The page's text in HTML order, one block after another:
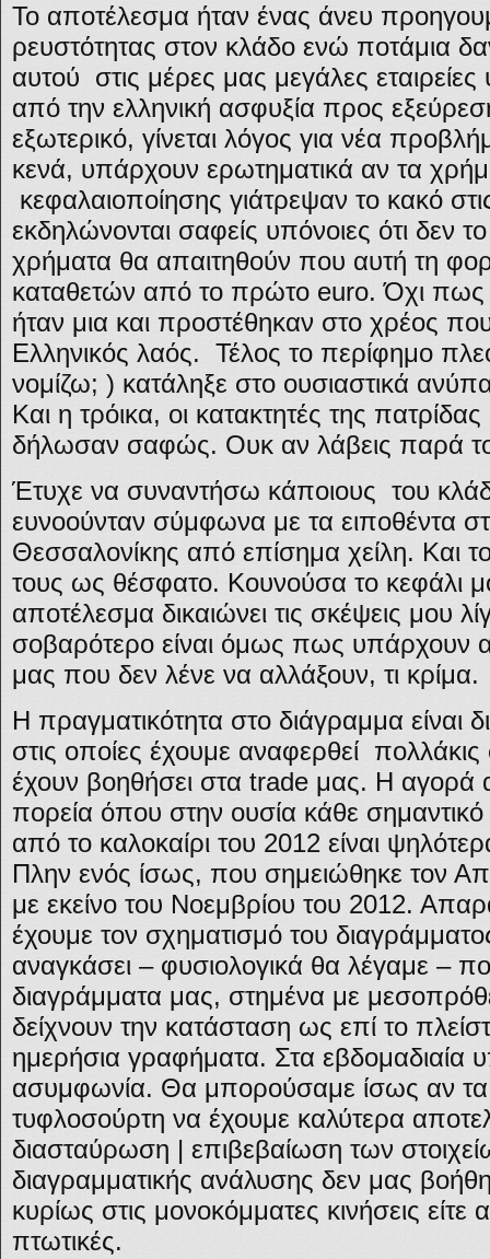
Το αποτέλεσμα ήταν ένας άνευ
ρευστότητας στον κλάδο ενώ ποτάμια
αυτού στις μέρες μας μεγάλες
από την ελληνική ασφυξία προς
εξωτερικό, γίνεται λόγος για νέα
κενά, υπάρχουν ερωτηματικά αν τα
κεφαλαιοποίησης γιάτρεψαν το κακό
εκδηλώνονται σαφείς υπόνοιες ότι δεν
χρήματα θα απαιτηθούν που αυτή τη
καταθετών από το πρώτο euro. Όχι πως
ήταν μια και προστέθηκαν στο χρέος
Ελληνικός λαός. Τέλος το περίφημο
νομίζω; ) κατάληξε στο ουσιαστικά
Και η τρόικα, οι κατακτητές της
δήλωσαν σαφώς. Ουκ αν λάβεις παρά
Έτυχε να συναντήσω κάποιους του
ευνοούνταν σύμφωνα με τα ειποθέντα
Θεσσαλονίκης από επίσημα χείλη. Και
τους ως θέσφατο. Κουνούσα το κεφάλι
αποτέλεσμα δικαιώνει τις σκέψεις μου
σοβαρότερο είναι όμως πως υπάρχουν
μας που δεν λένε να αλλάξουν, τι κρίμα.
Η πραγματικότητα στο διάγραμμα είναι
στις οποίες έχουμε αναφερθεί
έχουν βοηθήσει στα trade μας. Η αγορά
πορεία όπου στην ουσία κάθε
από το καλοκαίρι του 2012 είναι
Πλην ενός ίσως, που σημειώθηκε τον
με εκείνο του Νοεμβρίου του 2012.
έχουμε τον σχηματισμό του
αναγκάσει – φυσιολογικά θα λέγαμε –
διαγράμματα μας, στημένα με
δείχνουν την κατάσταση ως επί το
ημερήσια γραφήματα. Στα εβδομαδιαία
ασυμφωνία. Θα μπορούσαμε ίσως αν τα
τυφλοσούρτη να έχουμε καλύτερα
διασταύρωση | επιβεβαίωση των
διαγραμματικής ανάλυσης δεν μας
κυρίως στις μονοκόμματες κινήσεις είτε
πτωτικές.